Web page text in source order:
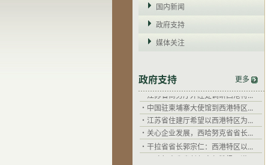
国内新闻
政府支持
媒体关注
政府支持 更多
干拉省省长郭宗仁：西港特区以...
·江苏省商务厅外经处调研西港特...
·中国驻柬埔寨大使馆到西港特区...
· 江苏省住建厅希望以西港特区为...
· 关心企业发展，西哈努克省省长...
· 干拉省省长郭宗仁：西港特区以...
· 西哈努克省省长郭宗仁赞扬西港...
柬埔寨劳工与职业培训部部长毅...